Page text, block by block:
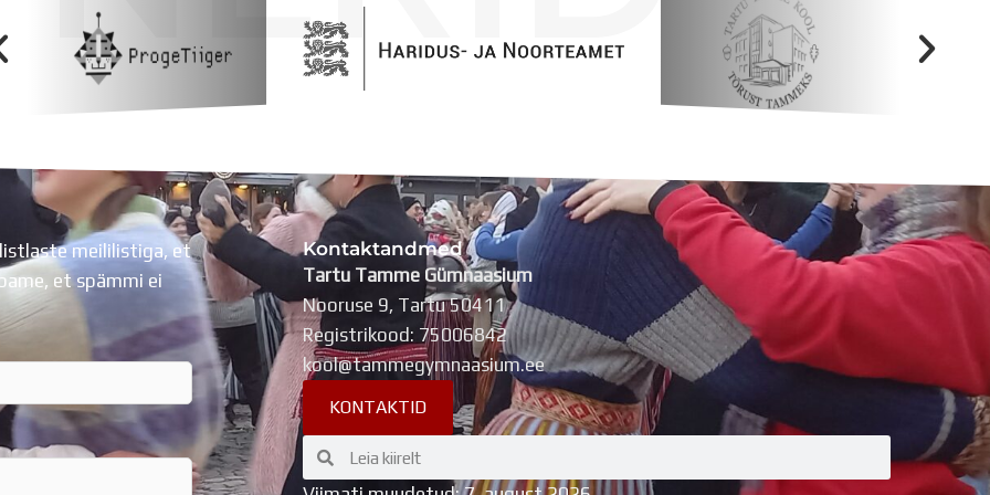
meililistiga, et
et spämmi ei
Kontaktandmed
Tartu Tamme Gümnaasium
Nooruse 9, Tartu 50411
Registrikood: 75006842
kool@tammegymnaasium.ee
KONTAKTID
SearchSearch